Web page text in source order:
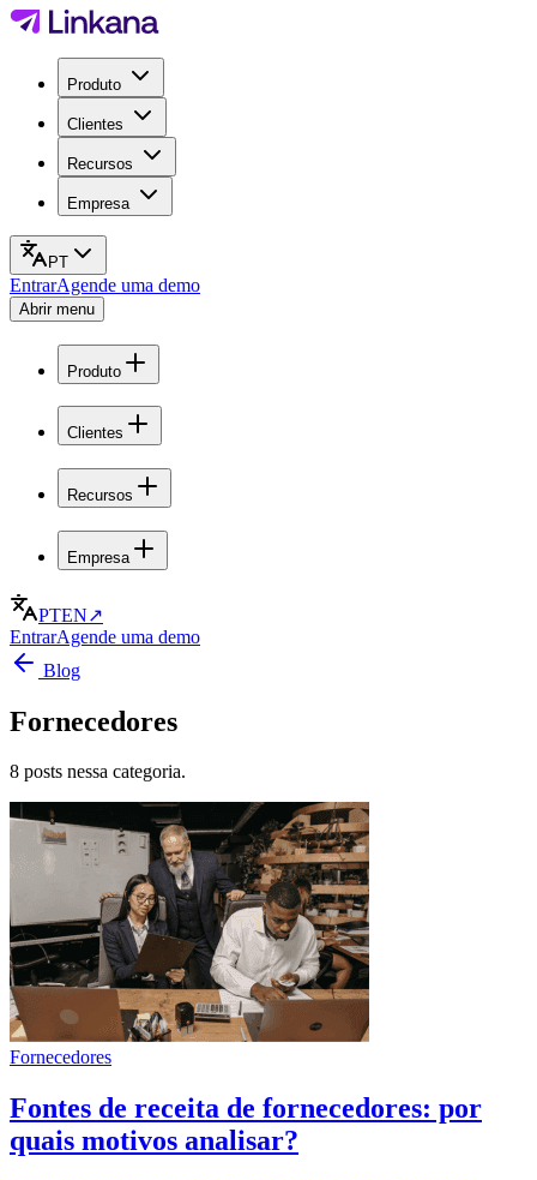
Produto
Clientes
Recursos
Empresa
PT
EntrarAgende uma demo
Abrir menu
Produto
Clientes
Recursos
Empresa
PTEN↗
EntrarAgende uma demo
Blog
Fornecedores
8 posts nessa categoria.
Fornecedores
Fontes de receita de fornecedores: por
quais motivos analisar?